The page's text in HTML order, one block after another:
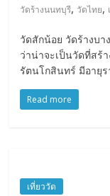
กิน
ที่พัก
มากมาย
วัดร้างนนทบุรี, วัดไทย,
วัดสักน้อย วัดร้างบ
ว่าน่าจะเป็นวัดที่สร้
รัตนโกสินทร์ มีอายุร
Read more
เที่ยววัด